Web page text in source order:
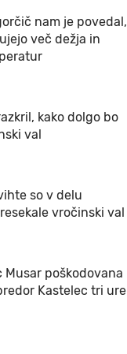
nam je povedal,
več dežja in
kako dolgo bo
val
so v delu
vročinski val
Musar poškodovana
Kastelec tri ure